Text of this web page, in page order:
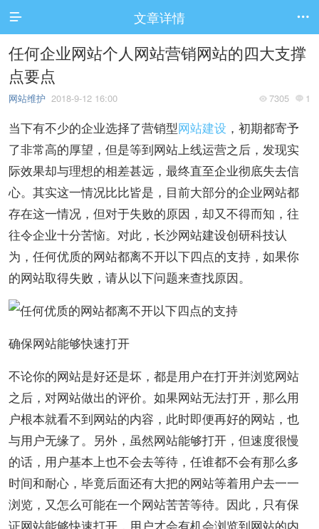
 文章详情 
任何企业网站个人网站营销网站的四大支撑
点要点
 7305  1
网站维护 2018-9-12 16:00
当下有不少的企业选择了营销型网站建设 ，初期都寄予
了非常高的厚望，但是等到网站上线运营之后，发现实
际效果却与理想的相差甚远，最终直至企业彻底失去信
心。其实这一情况比比皆是，目前大部分的企业网站都
存在这一情况，但对于失败的原因，却又不得而知，往
往令企业十分苦恼。对此，长沙网站建设创研科技认
为，任何优质的网站都离不开以下四点的支持，如果你
的网站取得失败，请从以下问题来查找原因。
确保网站能够快速打开
不论你的网站是好还是坏，都是用户在打开并浏览网站
之后，对网站做出的评价。如果网站无法打开，那么用
户根本就看不到网站的内容，此时即便再好的网站，也
与用户无缘了。另外，虽然网站能够打开，但速度很慢
的话，用户基本上也不会去等待，任谁都不会有那么多
时间和耐心，毕竟后面还有大把的网站等着用户去一一
浏览，又怎么可能在一个网站苦苦等待。因此，只有保
证网站能够快速打开，用户才会有机会浏览到网站的内